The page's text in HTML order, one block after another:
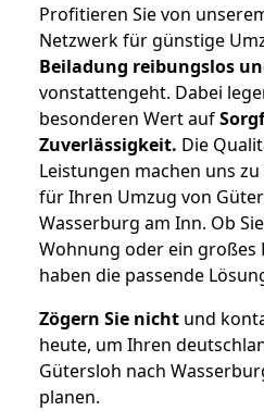
Profitieren Sie von
Netzwerk für günstige
Beiladung reibungslos
vonstattengeht. Dabei
besonderen Wert auf
Zuverlässigkeit. Die
Leistungen machen uns
für Ihren Umzug von
Wasserburg am Inn. Ob
Wohnung oder ein großes
haben die passende
Zögern Sie nicht und
heute, um Ihren
Gütersloh nach
planen.